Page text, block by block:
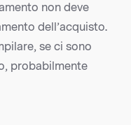
non deve
dell’acquisto.
se ci sono
probabilmente